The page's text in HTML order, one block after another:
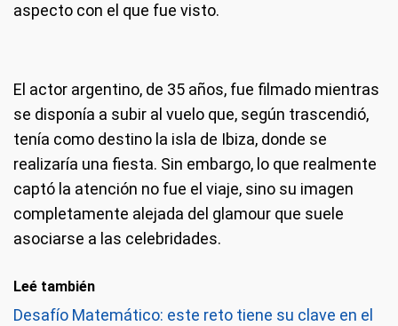
aspecto con el que fue visto.
El actor argentino, de 35 años, fue filmado mientras
se disponía a subir al vuelo que, según trascendió,
tenía como destino la isla de Ibiza, donde se
realizaría una fiesta. Sin embargo, lo que realmente
captó la atención no fue el viaje, sino su imagen
completamente alejada del glamour que suele
asociarse a las celebridades.
Leé también
Desafío Matemático: este reto tiene su clave en el